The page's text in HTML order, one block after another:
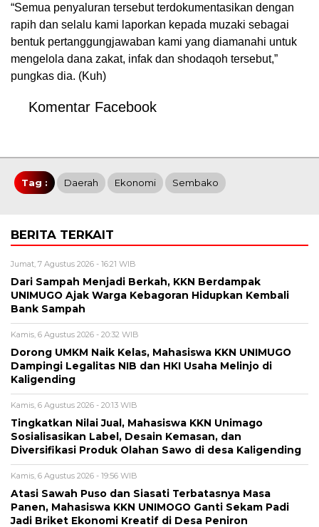
“Semua penyaluran tersebut terdokumentasikan dengan
rapih dan selalu kami laporkan kepada muzaki sebagai
bentuk pertanggungjawaban kami yang diamanahi untuk
mengelola dana zakat, infak dan shodaqoh tersebut,”
pungkas dia. (Kuh)
Komentar Facebook
Tag : Daerah Ekonomi Sembako
BERITA TERKAIT
Jumat, 7 Agustus 2026 - 16:21 WIB
Dari Sampah Menjadi Berkah, KKN Berdampak
UNIMUGO Ajak Warga Kebagoran Hidupkan Kembali
Bank Sampah
Kamis, 6 Agustus 2026 - 20:32 WIB
Dorong UMKM Naik Kelas, Mahasiswa KKN UNIMUGO
Dampingi Legalitas NIB dan HKI Usaha Melinjo di
Kaligending
Kamis, 6 Agustus 2026 - 20:13 WIB
Tingkatkan Nilai Jual, Mahasiswa KKN Unimago
Sosialisasikan Label, Desain Kemasan, dan
Diversifikasi Produk Olahan Sawo di desa Kaligending
Kamis, 6 Agustus 2026 - 19:56 WIB
Atasi Sawah Puso dan Siasati Terbatasnya Masa
Panen, Mahasiswa KKN UNIMOGO Ganti Sekam Padi
Jadi Briket Ekonomi Kreatif di Desa Peniron